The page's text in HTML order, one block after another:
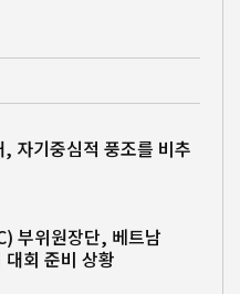
자기중심적 풍조를 비추
부위원장단, 베트남
회 준비 상황